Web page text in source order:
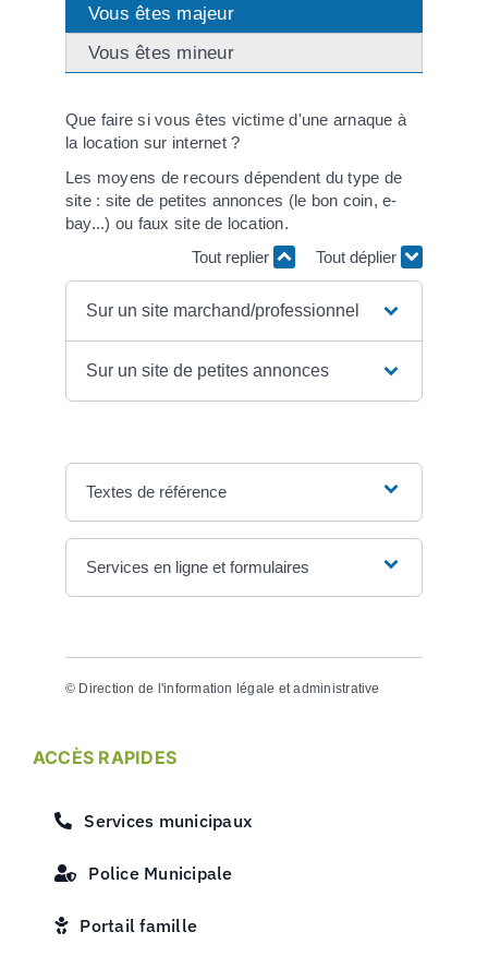
Vous êtes majeur
Vous êtes mineur
Que faire si vous êtes victime d'une arnaque à
la location sur internet ?
Les moyens de recours dépendent du type de
site : site de petites annonces (le bon coin, e-
bay...) ou faux site de location.
Tout replier
Tout déplier
Sur un site marchand/professionnel
Sur un site de petites annonces
Textes de référence
Services en ligne et formulaires
© Direction de l'information légale et administrative
ACCÈS RAPIDES
Services municipaux
Police Municipale
Portail famille